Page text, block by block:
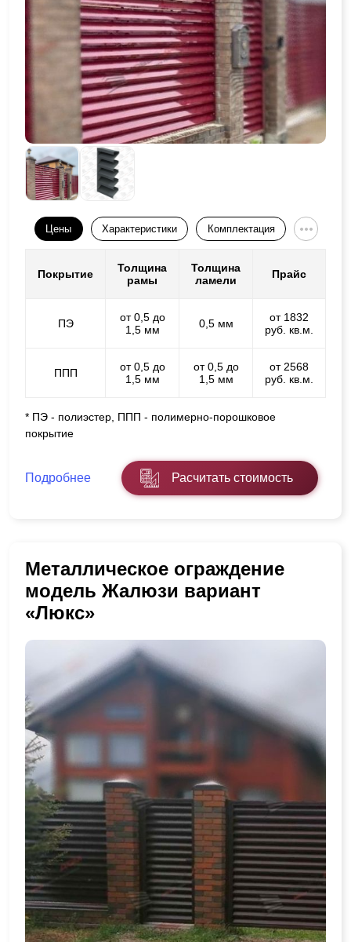
Цены Характеристики Комплектация
Покрытие
Толщина
рамы
Толщина
ламели
Прайс
ПЭ
от 0,5 до
1,5 мм
0,5 мм
от 1832
руб. кв.м.
ППП
от 0,5 до
1,5 мм
от 0,5 до
1,5 мм
от 2568
руб. кв.м.
* ПЭ - полиэстер, ППП - полимерно-порошковое
покрытие
Подробнее Расчитать стоимость
Металлическое ограждение
модель Жалюзи вариант
«Люкс»